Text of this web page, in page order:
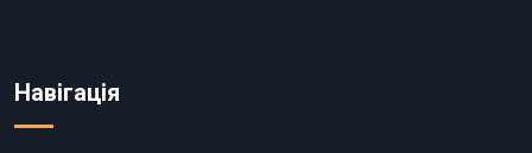
Навігація